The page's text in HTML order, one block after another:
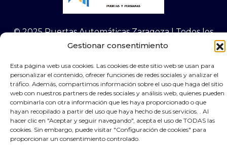
Gestionar consentimiento
Esta página web usa cookies. Las cookies de este sitio web se usan para
personalizar el contenido, ofrecer funciones de redes sociales y analizar el
tráfico. Además, compartimos información sobre el uso que haga del sitio
web con nuestros partners de redes sociales y análisis web, quienes pueden
combinarla con otra información que les haya proporcionado o que
hayan recopilado a partir del uso que haya hecho de sus servicios. . Al
hacer clic en "Aceptar y seguir navegando", acepta el uso de TODAS las
cookies. Sin embargo, puede visitar "Configuración de cookies" para
proporcionar un consentimiento controlado.
© 2025 Puertas Automáticas Zaragoza | Todos los
derechos reservados Websocialmedia
Contacta por Whassap